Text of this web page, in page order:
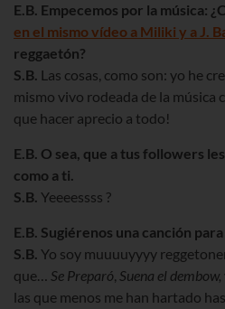
E.B. Empecemos por la música:
en el mismo vídeo a Miliki y a J.
reggaetón?
S.B. Las cosas, como son: yo he
mismo vivo rodeada de la música
que hacer aprecio a todo!
E.B. O sea, que a tus followers
como a ti.
S.B. Yeeeessss ?
E.B. Sugiérenos una canción
S.B. Yo soy muuuuyyyy
que… Se Preparó, Suena el dembow,
las que menos me han hartado